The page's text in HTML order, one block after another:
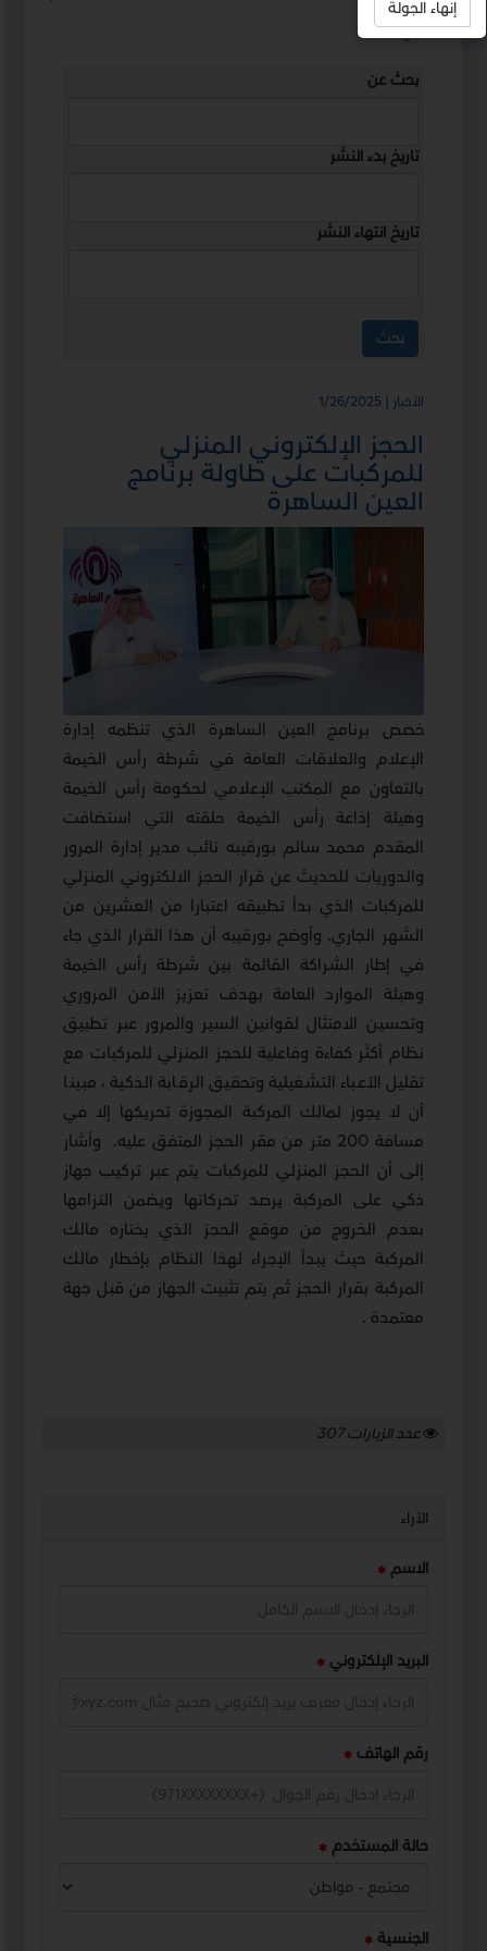
استمع
بحث عن
تاريخ بدء النشر
تاريخ انتهاء النشر
الأخبار | 1/26/2025
الحجز الإلكتروني المنزلي
للمركبات على طاولة برنامج
العين الساهرة
خصص برنامج العين الساهرة الذي تنظمه إدارة
الإعلام والعلاقات العامة في شرطة رأس الخيمة
بالتعاون مع المكتب الإعلامي لحكومة رأس الخيمة
وهيئة إذاعة رأس الخيمة حلقته التي استضافت
المقدم محمد سالم بورقيبه نائب مدير إدارة المرور
والدوريات للحديث عن قرار الحجز الالكتروني المنزلي
للمركبات الذي بدأ تطبيقه اعتبارا من العشرين من
الشهر الجاري.وأوضح بورقيبه أن هذا القرار الذي جاء
في إطار الشراكة القائمة بين شرطة رأس الخيمة
وهيئة الموارد العامة بهدف تعزيز الأمن المروري
وتحسين الامتثال لقوانين السير والمرور عبر تطبيق
نظام أكثر كفاءة وفاعلية للحجز المنزلي للمركبات مع
تقليل الأعباء التشغيلية وتحقيق الرقابة الذكية ، مبينا
أن لا يجوز لمالك المركبة المجوزة تحريكها إلا في
مسافة 200 متر من مقر الحجز المتفق عليه
. وأشار
إلى أن الحجز المنزلي للمركبات يتم عبر تركيب جهاز
ذكي على المركبة يرصد تحركاتها ويضمن التزامها
بعدم الخروج من موقع الحجز الذي يختاره مالك
المركبة حيث يبدأ الإجراء لهذا النظام بإخطار مالك
المركبة بقرار الحجز ثم يتم تثبيت الجهاز من قبل جهة
معتمدة .
عدد الزيارات307
الآراء
الاسم
البريد الإلكتروني
رقم الهاتف
حالة المستخدم
الجنسية
إنهاء الجولة